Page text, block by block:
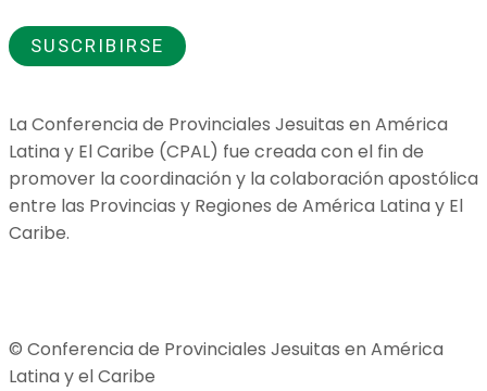
La Conferencia de Provinciales Jesuitas en América
Latina y El Caribe (CPAL) fue creada con el fin de
promover la coordinación y la colaboración apostólica
entre las Provincias y Regiones de América Latina y El
Caribe.
© Conferencia de Provinciales Jesuitas en América
Latina y el Caribe